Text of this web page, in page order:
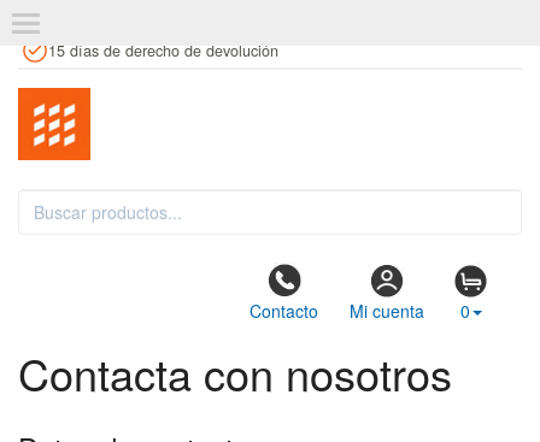
15 días de derecho de devolución
Contacto Mi cuenta 0
Contacta con nosotros